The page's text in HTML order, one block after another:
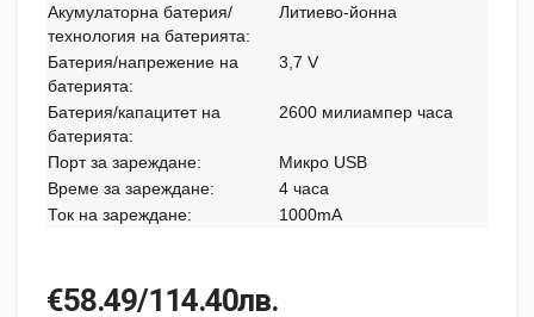
Акумулаторна батерия/
технология на батерията:
Литиево-йонна
Батерия/напрежение на
батерията:
3,7 V
Батерия/капацитет на
батерията:
2600 милиампер часа
Порт за зареждане:
Микро USB
Време за зареждане:
4 часа
Ток на зареждане:
1000mA
€58.49/114.40лв.